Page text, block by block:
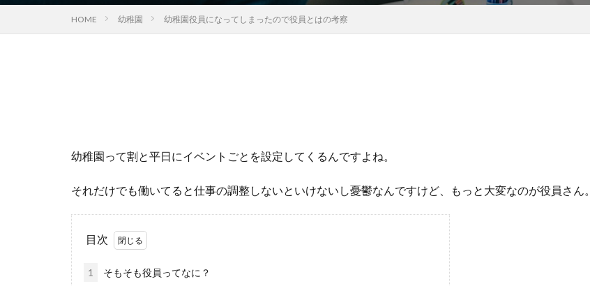
HOME 幼稚園 幼稚園役員になってしまったので役員とはの考察
幼稚園って割と平日にイベントごとを設定してくるんですよね。
それだけでも働いてると仕事の調整しないといけないし憂鬱なんですけど、もっと大変なのが役員さん。
目次
1 そもそも役員ってなに？